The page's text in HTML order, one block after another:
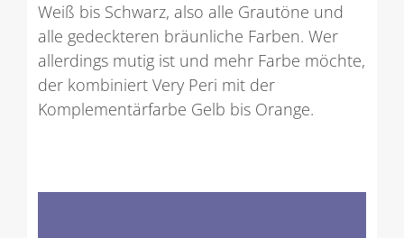
Weiß bis Schwarz, also alle Grautöne und
alle gedeckteren bräunliche Farben. Wer
allerdings mutig ist und mehr Farbe möchte,
der kombiniert Very Peri mit der
Komplementärfarbe Gelb bis Orange.